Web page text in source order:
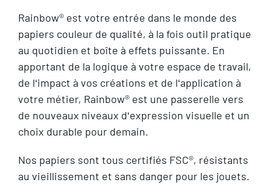
Rainbow® est votre entrée dans le monde des
papiers couleur de qualité, à la fois outil pratique
au quotidien et boîte à effets puissante. En
apportant de la logique à votre espace de travail,
de l‘impact à vos créations et de l‘application à
votre métier, Rainbow® est une passerelle vers
de nouveaux niveaux d‘expression visuelle et un
choix durable pour demain.
Nos papiers sont tous certifiés FSC®, résistants
au vieillissement et sans danger pour les jouets.